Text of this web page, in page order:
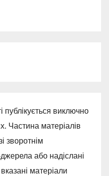
публікується виключно
Частина матеріалів
зворотнім
або надіслані
матеріали